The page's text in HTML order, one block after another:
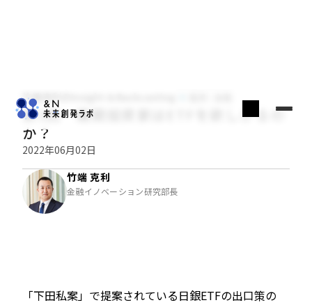
竹端克利のInsight & Backcasting
第3回 機関投資家はETFを欲しがるの
か？
2022年06月02日
竹端 克利
金融イノベーション研究部長
「下田私案」で提案されている日銀ETFの出口策の